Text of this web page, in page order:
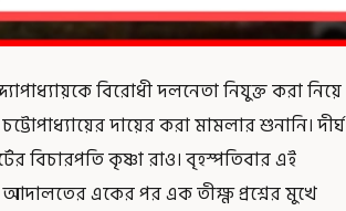
বিরোধী দলনেতা নিযুক্ত করা নিয়ে
দায়ের করা মামলার শুনানি। দীর্ঘ
বিচারপতি কৃষ্ণা রাও। বৃহস্পতিবার এই
একের পর এক তীক্ষ্ণ প্রশ্নের মুখে